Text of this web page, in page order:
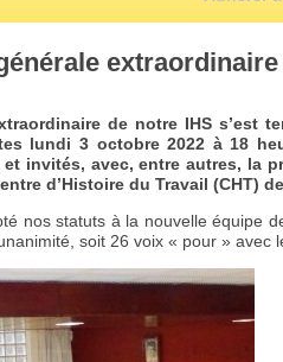
extraordinaire
de notre IHS s’est
lundi 3 octobre 2022 à 18
invités, avec, entre autres, la
d’Histoire du Travail (CHT)
nos statuts à la nouvelle équipe
soit 26 voix « pour » avec